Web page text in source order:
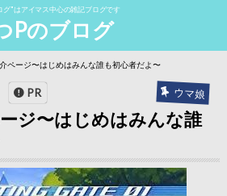
グ"はアイマス中心の雑記ブログです
Pのブログ
ページ〜はじめはみんな誰も初心者だよ〜
ウマ娘
PR
ジ〜はじめはみんな誰